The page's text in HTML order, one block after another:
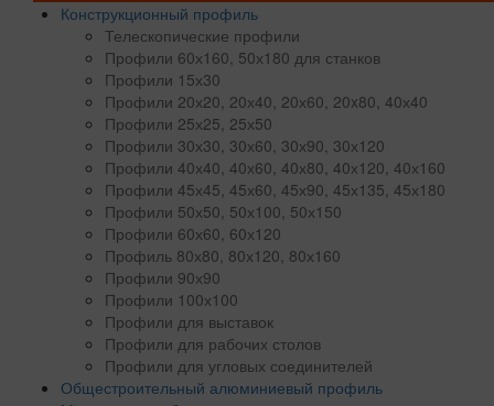
Конструкционный профиль
Телескопические профили
Профили 60х160, 50х180 для станков
Профили 15х30
Профили 20х20, 20х40, 20х60, 20x80, 40х40
Профили 25х25, 25х50
Профили 30х30, 30х60, 30х90, 30х120
Профили 40х40, 40х60, 40х80, 40х120, 40х160
Профили 45х45, 45х60, 45х90, 45х135, 45х180
Профили 50х50, 50х100, 50х150
Профили 60х60, 60х120
Профиль 80х80, 80х120, 80х160
Профили 90х90
Профили 100х100
Профили для выставок
Профили для рабочих столов
Профили для угловых соединителей
Общестроительный алюминиевый профиль